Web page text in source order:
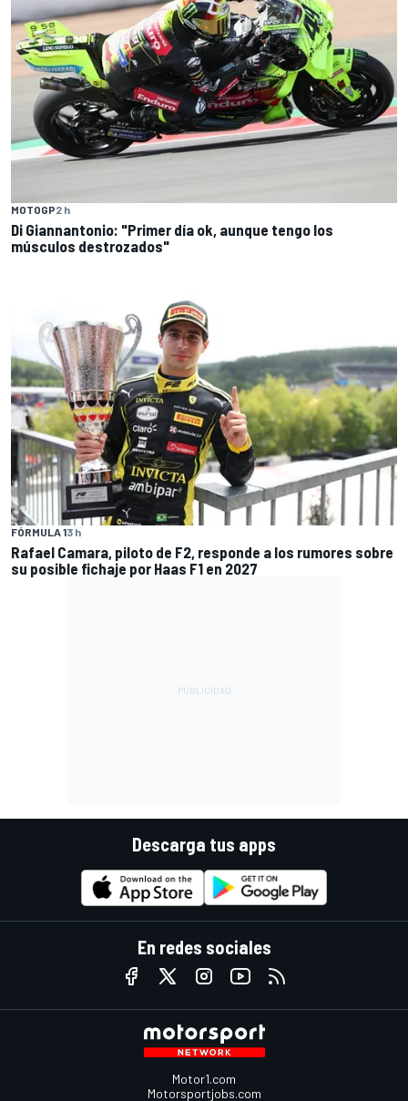
MOTOGP2 h
Di Giannantonio: "Primer día ok, aunque tengo los
músculos destrozados"
FÓRMULA 13 h
Rafael Camara, piloto de F2, responde a los rumores sobre
su posible fichaje por Haas F1 en 2027
Descarga tus apps
En redes sociales
Motor1.com
Motorsportjobs.com